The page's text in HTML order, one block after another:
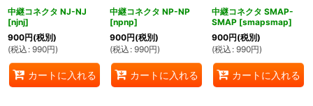
中継コネクタ NJ-NJ
[njnj]
900円(税別)
(税込 : 990円)
カートに入れる
中継コネクタ NP-NP
[npnp]
900円(税別)
(税込 : 990円)
カートに入れる
中継コネクタ SMAP-
SMAP [smapsmap]
900円(税別)
(税込 : 990円)
カートに入れる